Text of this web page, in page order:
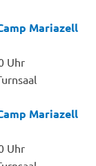
Mariazell
Uhr
Mariazell
Uhr